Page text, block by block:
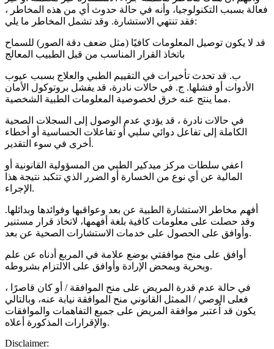
فعالة بسبب التكنولوجيا، وأنه في حالة حدوث أي من هذه المخاطر ،
فقد تنتهي الاستشارة. وقد تشمل المخاطر ما يلي:
قد لا يكون توصيل المعلومات كافيًا (مثل ضعف دقة الصور) للسماح
باتخاذ القرار المناسب من قبل الطبيب المعالج
ب. قد تحدث تأخيرات في التقييم الطبي والعلاج بسبب عيوب
الأدوات أو فشلها. ج. في حالات نادرة، قد يفشل بروتوكول الأمان
مما ينتج عنه خرق لخصوصية المعلومات الطبية الشخصية.
في حالات نادرة ، قد يؤدي عدم الوصول إلى السجلات الصحية
الكاملة إلى تفاعل دوائي سلبي أو تفاعلات الحساسية أو أخطاء
أخرى في سوء التقدير.
اعفي سلطات مركز ميدكير الطبي من المسؤولية القانونية أو
المالية عن أي نوع من الخسارة أو الضرر الذي تتكبد نتيجة هذا
الإجراء.
أفهم مخاطر الاستشارة الطبية عن بعد وعواقبها وفوائدها وبدائلها.
وقد حصلت على معلومات كافية بلغة أفهمها، لاتخاذ قرار مستنير
وأوافق على الحصول على خدمات الاستشارات الصحية عن بعد.
أوافق على منح موافقتي بوضع علامة في المربع أدناه عن علم
وبحرية وبمحض الإرادة وأوافق على الالتزام بشروطه.
في حالة عدم قدرة المريض على منح الموافقة / أو كان قاصرًا ،
فعلى الوصي / الممثل القانوني منح الموافقة نيابة عنه، وبالتالي
يكون قد اُعتبر موافقة المريض على جميع التفاهمات والموافقات
والإقرارات المذكورة أعلاه.
Disclaimer: